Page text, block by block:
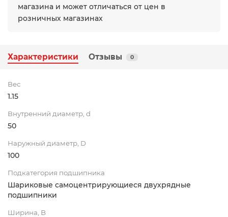
магазина и может отличаться от цен в
розничных магазинах
Характеристики Отзывы 0
Вес
1.15
Внутренний диаметр, d
50
Наружный диаметр, D
100
Подкатегория подшипника
Шариковые самоцентрирующиеся двухрядные
подшипники
Ширина, B